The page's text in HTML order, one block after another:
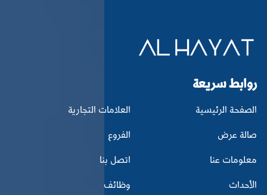
روابط سريعة
الصفحة الرئيسية العلامات التجارية
صالة عرض الفروع
معلومات عنا اتصل بنا
الأحداث وظائف